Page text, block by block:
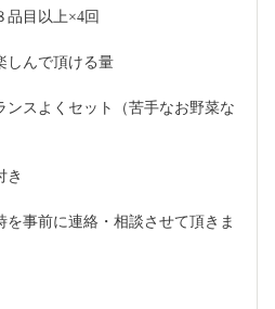
品目以上×4回
しんで頂ける量
ンスよくセット（苦手なお野菜な
き
事前に連絡・相談させて頂きま